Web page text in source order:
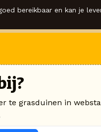
bereikbaar en kan je
te grasduinen in